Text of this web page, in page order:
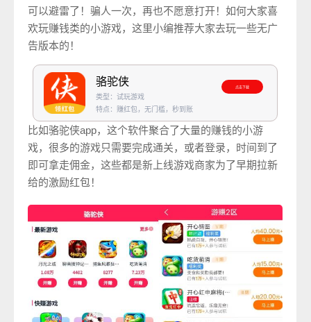
可以避雷了！骗人一次，再也不愿意打开！如何大家喜
欢玩赚钱类的小游戏，这里小编推荐大家去玩一些无广
告版本的！
骆驼侠
类型：试玩游戏
特点：赚红包，无门槛，秒到账
点击下载
比如骆驼侠app，这个软件聚合了大量的赚钱的小游
戏，很多的游戏只需要完成通关，或者登录，时间到了
即可拿走佣金，这些都是新上线游戏商家为了早期拉新
给的激励红包！